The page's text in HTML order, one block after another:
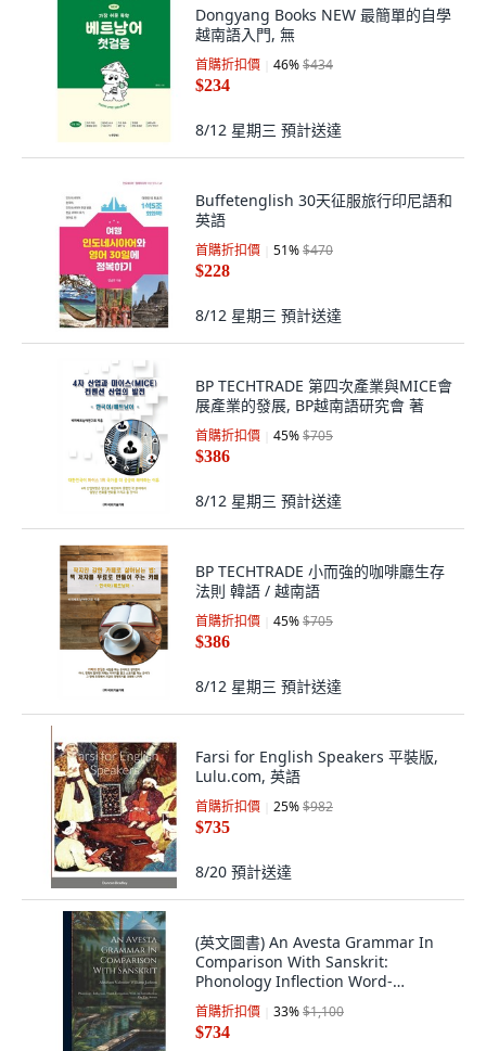
Dongyang Books NEW 最簡單的自學
越南語入門, 無
首購折扣價 46%$434
$234
8/12 星期三 預計送達
Buffetenglish 30天征服旅行印尼語和
英語
首購折扣價 51%$470
$228
8/12 星期三 預計送達
BP TECHTRADE 第四次產業與MICE會
展產業的發展, BP越南語研究會 著
首購折扣價 45%$705
$386
8/12 星期三 預計送達
BP TECHTRADE 小而強的咖啡廳生存
法則 韓語 / 越南語
首購折扣價 45%$705
$386
8/12 星期三 預計送達
Farsi for English Speakers 平裝版,
Lulu.com, 英語
首購折扣價 25%$982
$735
8/20 預計送達
(英文圖書) An Avesta Grammar In
Comparison With Sanskrit:
Phonology Inflection Word-
formation With An... 精裝版, Legare
Street Press, 英文
首購折扣價 33%$1,100
$734